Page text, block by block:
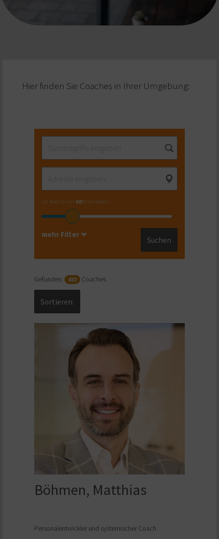
Hier finden Sie Coaches in Ihrer Umgebung:
im Radius von 50Kilometern
Suchen
mehr Filter
Gefunden: 433 Coaches
Sortieren:
Böhmen, Matthias
Personalentwickler und systemischer Coach